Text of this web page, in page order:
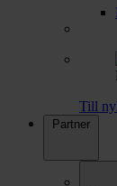
Till
Partner